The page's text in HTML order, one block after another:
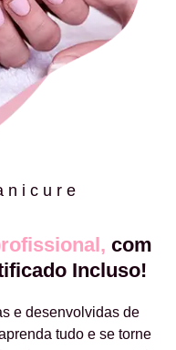
com
Incluso!
e desenvolvidas de
tudo e se torne